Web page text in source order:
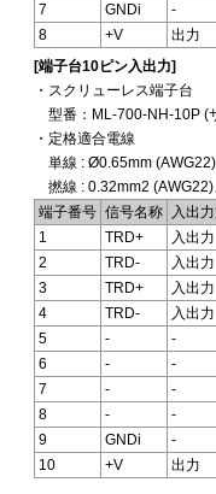
7
GNDi
-
8
+V
出力
[端子台10ピン入出力]
・スクリューレス端子台
型番：ML-700-NH-10P (
・定格適合電線
単線 : Ø0.65mm (AWG22)
撚線 : 0.32mm2
端子番号 信号名称
入出
1
TRD+
入出力
2
TRD-
入出力
3
TRD+
入出力
4
TRD-
入出力
5
-
-
6
-
-
7
-
-
8
-
-
9
GNDi
-
10
+V 出力